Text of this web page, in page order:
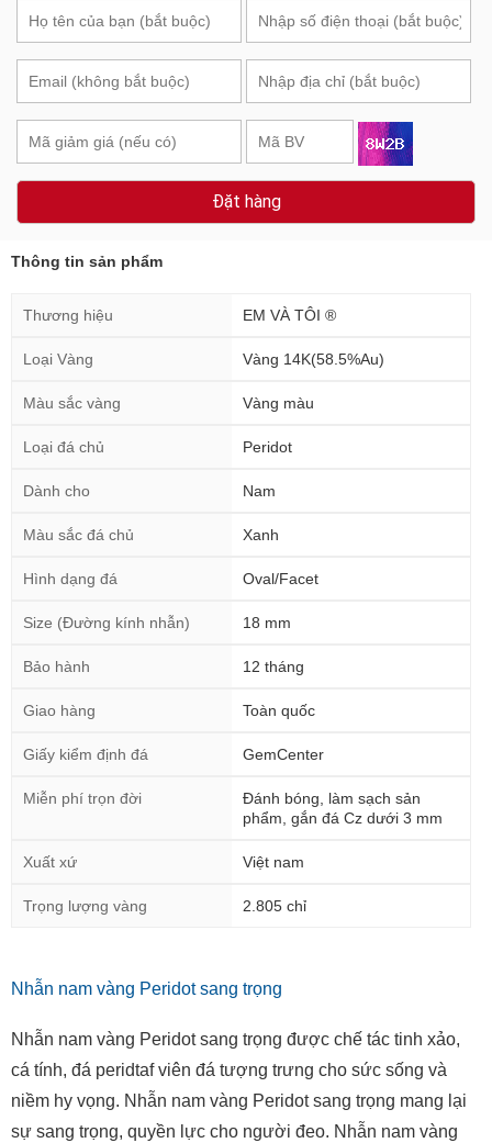
Đặt hàng
Thông tin sản phẩm
Thương hiệu EM VÀ TÔI ®
Loại Vàng Vàng 14K(58.5%Au)
Màu sắc vàng Vàng màu
Loại đá chủ Peridot
Dành cho Nam
Màu sắc đá chủ Xanh
Hình dạng đá Oval/Facet
Size (Đường kính nhẫn) 18 mm
Bảo hành 12 tháng
Giao hàng Toàn quốc
Giấy kiểm định đá GemCenter
Miễn phí trọn đời
Đánh bóng, làm sạch sản
phẩm, gắn đá Cz dưới 3 mm
Xuất xứ Việt nam
Trọng lượng vàng 2.805 chỉ
Nhẫn nam vàng Peridot sang trọng
Nhẫn nam vàng Peridot sang trọng được chế tác tinh xảo,
cá tính, đá peridtaf viên đá tượng trưng cho sức sống và
niềm hy vọng. Nhẫn nam vàng Peridot sang trọng mang lại
sự sang trọng, quyền lực cho người đeo. Nhẫn nam vàng